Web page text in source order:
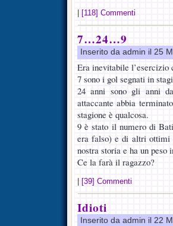
[118] Commenti
7…24…9
Inserito da admin il 25
Era inevitabile l’esercizio
7 sono i gol segnati in
24 anni sono gli anni
attaccante abbia
stagione è qualcosa.
9 è stato il numero di
era falso) e di altri ottimi
nostra storia e ha un peso
Ce la farà il ragazzo?
[39] Commenti
Idioti
Inserito da admin il 22